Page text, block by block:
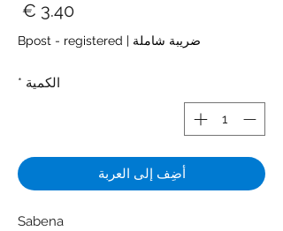
ضريبة شاملة |
Bpost - registered
الكمية *
أضِف إلى العربة
Sabena